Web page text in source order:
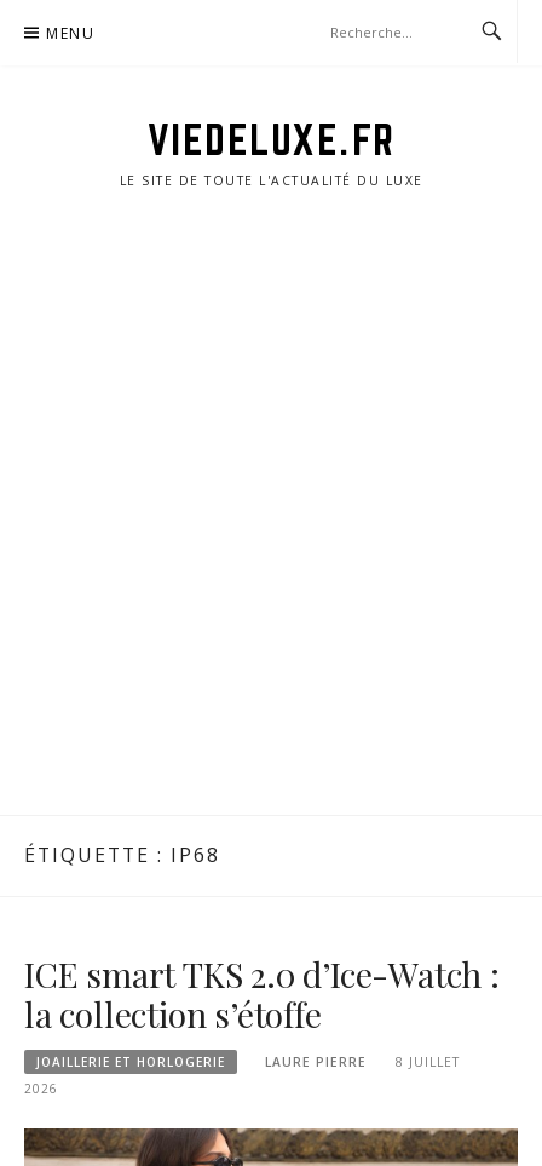
MENU
VIEDELUXE.FR
LE SITE DE TOUTE L'ACTUALITÉ DU LUXE
ÉTIQUETTE : IP68
ICE smart TKS 2.0 d’Ice-Watch :
la collection s’étoffe
JOAILLERIE ET HORLOGERIE LAURE PIERRE
8 JUILLET
2026